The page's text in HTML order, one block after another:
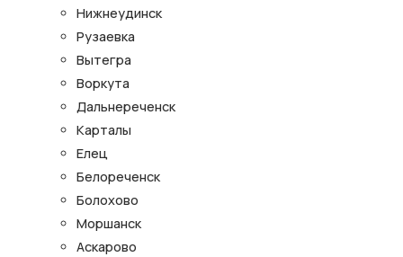
Нижнеудинск
Рузаевка
Вытегра
Воркута
Дальнереченск
Карталы
Елец
Белореченск
Болохово
Моршанск
Аскарово